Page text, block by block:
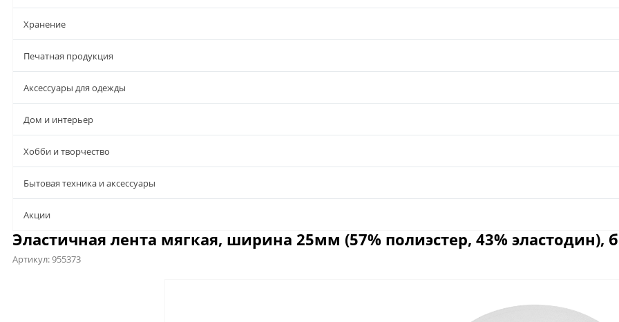
Хранение
Печатная продукция
Аксессуары для одежды
Дом и интерьер
Хобби и творчество
Бытовая техника и аксессуары
Aкции
Эластичная лента мягкая, ширина 25мм (57% полиэстер, 43% эластодин),
Артикул:955373